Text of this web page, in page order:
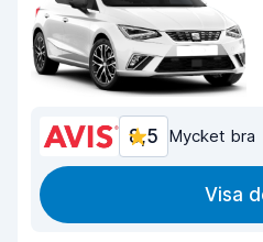
8,5 Mycket bra
Visa